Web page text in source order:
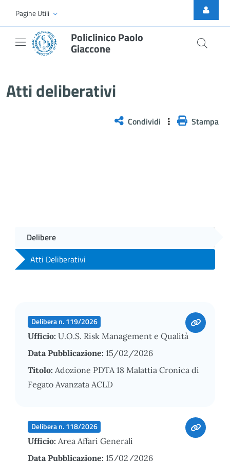
Skip to Main Content
Pagine Utili
Policlinico Paolo
Giaccone
Atti deliberativi
Condividi Stampa
Delibere
Atti Deliberativi
Delibera n. 119/2026
Ufficio: U.O.S. Risk Management e Qualità
Data Pubblicazione: 15/02/2026
Titolo: Adozione PDTA 18 Malattia Cronica di
Fegato Avanzata ACLD
Delibera n. 118/2026
Ufficio: Area Affari Generali
Data Pubblicazione: 15/02/2026